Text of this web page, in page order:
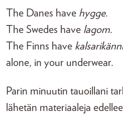
The Danes have hygge.
The Swedes have lagom.
The Finns have
alone, in your underwear.
Parin minuutin tauoillani
lähetän materiaaleja